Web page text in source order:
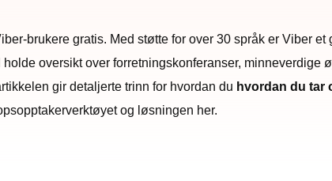
brukere gratis. Med støtte for over 30 språk er Viber
oversikt over forretningskonferanser, minneverdige
gir detaljerte trinn for hvordan du hvordan du tar
og løsningen her.